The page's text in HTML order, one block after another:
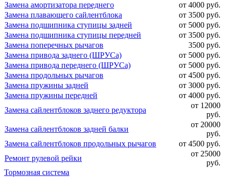
Замена амортизатора переднего
от 4000 руб.
Замена плавающего сайлентблока
от 3500 руб.
Замена подшипника ступицы задней
от 5000 руб.
Замена подшипника ступицы передней
от 3500 руб.
Замена поперечных рычагов
3500 руб.
Замена привода заднего (ШРУСа)
от 5000 руб.
Замена привода переднего (ШРУСа)
от 5000 руб.
Замена продольных рычагов
от 4500 руб.
Замена пружины задней
от 3000 руб.
Замена пружины передней
от 4000 руб.
Замена сайлентблоков заднего редуктора
от 12000
руб.
Замена сайлентблоков задней балки
от 20000
руб.
Замена сайлентблоков продольных рычагов
от 4500 руб.
Ремонт рулевой рейки
от 25000
руб.
Тормозная система